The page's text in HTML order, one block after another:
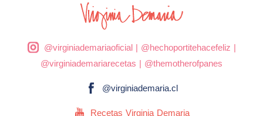
@virginiademariaoficial| @hechoportitehacefeliz |
@virginiademariarecetas | @themotherofpanes
@virginiademaria.cl
Recetas Virginia Demaria